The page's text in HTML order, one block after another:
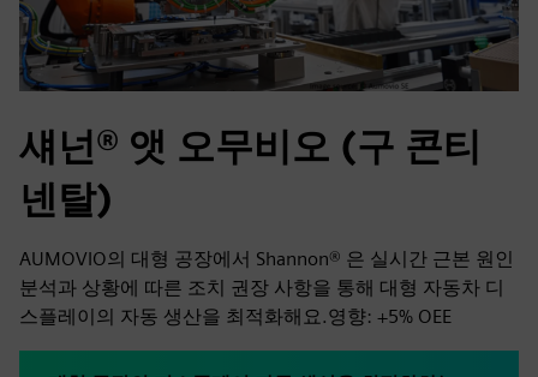
섀넌® 앳 오무비오 (구 콘티
넨탈)
AUMOVIO의 대형 공장에서 Shannon® 은 실시간 근본 원인
분석과 상황에 따른 조치 권장 사항을 통해 대형 자동차 디
스플레이의 자동 생산을 최적화해요.영향: +5% OEE